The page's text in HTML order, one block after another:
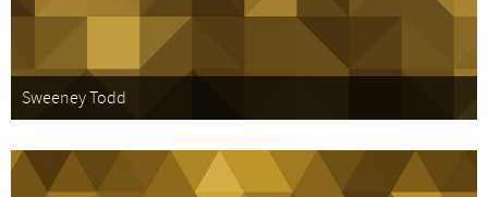
Sweeney Todd